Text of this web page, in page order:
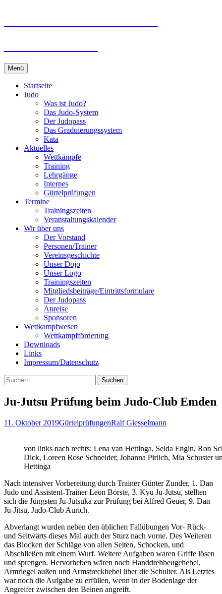
Menü
Startseite
Judo
Was ist Judo?
Das Judo-System
Der Judopass
Das Graduierungssystem
Kata
Aktuelles
Wettkämpfe
Training
Lehrgänge
Internes
Gürtelprüfungen
Termine
Trainingszeiten
Veranstaltungskalender
Wir über uns
Der Vorstand
Personen/Trainer
Vereinsgeschichte
Unser Dojo
Unser Logo
Trainingszeiten
Mitgliedsbeiträge/Eintrittsformulare
Der Judopass
Anreise
Sponsoren
Wettkampfwesen
Wettkampfförderung
Downloads
Links
Impressum/Datenschutz
Suchen
nach:
Ju-Jutsu Prüfung beim Judo-Club Emden
11. Oktober 2019GürtelprüfungenRalf Giesselmann
von links nach rechts: Lena van Hettinga, Selda Engin, Ron
Dick, Loreen Rose Schneider, Johanna Pirlich, Mia Schuster
Hettinga
Nach intensiver Vorbereitung durch Trainer Günter Zunder, 1. Dan
Judo und Assistent-Trainer Leon Börste, 3. Kyu Ju-Jutsu, stellten
sich die Jüngsten Ju-Jutsuka zur Prüfung bei Alfred Geuer, 9. Dan
Ju-Jitsu, Judo-Club Aurich.
Abverlangt wurden neben den üblichen Fallübungen Vor- Rück-
und Seitwärts dieses Mal auch der Sturz nach vorne. Des Weiteren
das Blocken der Schläge von allen Seiten, Schocken, und
Abschließen mit einem Wurf. Weitere Aufgaben waren Griffe lösen
und sprengen. Hervorheben wären noch Handdrehbeugehebel,
Armriegel außen und Armstreckhebel über die Schulter. Als Letztes
war noch die Aufgabe zu erfüllen, wenn in der Bodenlage der
Angreifer zwischen den Beinen angreift.